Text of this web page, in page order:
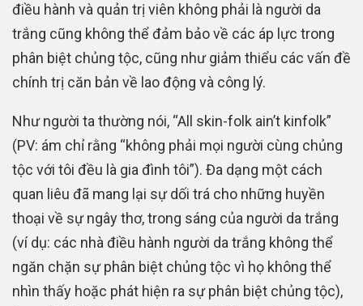
điều hành và quản trị viên không phải là người da
trắng cũng không thể đảm bảo về các áp lực trong
phân biệt chủng tộc, cũng như giảm thiểu các vấn đề
chính trị căn bản về lao động và công lý.
Như người ta thường nói, “All skin-folk ain’t kinfolk”
(PV: ám chỉ rằng “không phải mọi người cùng chủng
tộc với tôi đều là gia đình tôi”). Đa dạng một cách
quan liêu đã mang lại sự dối trá cho những huyền
thoại về sự ngây thơ, trong sáng của người da trắng
(ví dụ: các nhà điều hành người da trắng không thể
ngăn chặn sự phân biệt chủng tộc vì họ không thể
nhìn thấy hoặc phát hiện ra sự phân biệt chủng tộc),